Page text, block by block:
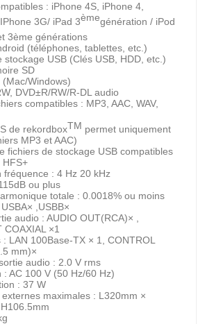
: iPhone 4S, iPhone 4,
3G/ iPad 3èmegénération / iPod
3ème générations
(téléphones, tablettes, etc.)
stockage USB (Clés USB, HDD, etc.)
SD
Windows)
DVD±R/RW/R-DL audio
compatibles : MP3, AAC, WAV,
de rekordboxTM permet uniquement
MP3 et AAC)
fichiers de stockage USB compatibles
HFS+
fréquence : 4 Hz 20 kHz
ou plus
totale : 0.0018% ou moins
,USBB×
audio : AUDIO OUT(RCA)× ,
COAXIAL ×1
LAN 100Base-TX × 1, CONTROL
mm)×
audio : 2.0 V rms
: AC 100 V (50 Hz/60 Hz)
: 37 W
maximales : L320mm ×